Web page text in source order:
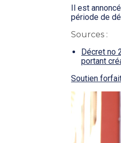
Il est
période de
Sources :
Décret no
portant
Soutien